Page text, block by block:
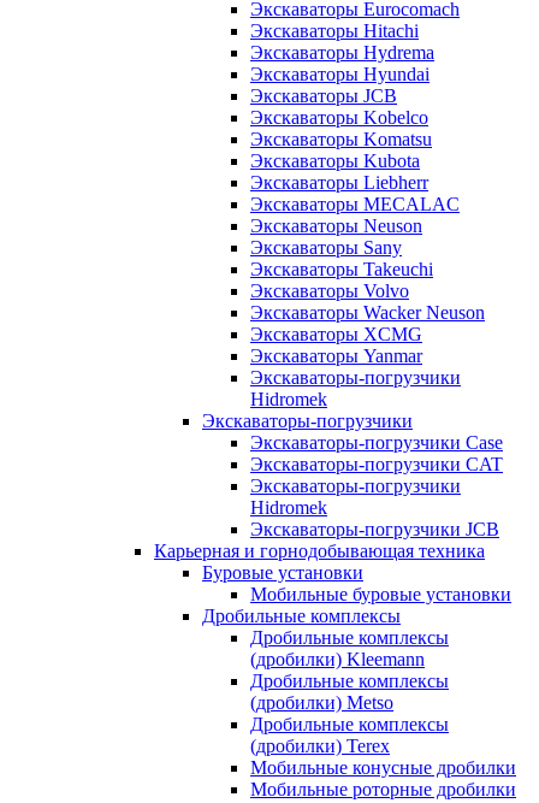
Экскаваторы Eurocomach
Экскаваторы Hitachi
Экскаваторы Hydrema
Экскаваторы Hyundai
Экскаваторы JCB
Экскаваторы Kobelco
Экскаваторы Komatsu
Экскаваторы Kubota
Экскаваторы Liebherr
Экскаваторы MECALAC
Экскаваторы Neuson
Экскаваторы Sany
Экскаваторы Takeuchi
Экскаваторы Volvo
Экскаваторы Wacker Neuson
Экскаваторы XCMG
Экскаваторы Yanmar
Экскаваторы-погрузчики
Hidromek
Экскаваторы-погрузчики
Экскаваторы-погрузчики Case
Экскаваторы-погрузчики CAT
Экскаваторы-погрузчики
Hidromek
Экскаваторы-погрузчики JCB
Карьерная и горнодобывающая техника
Буровые установки
Мобильные буровые установки
Дробильные комплексы
Дробильные комплексы
(дробилки) Kleemann
Дробильные комплексы
(дробилки) Metso
Дробильные комплексы
(дробилки) Terex
Мобильные конусные дробилки
Мобильные роторные дробилки